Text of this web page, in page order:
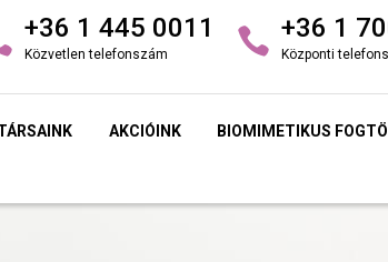
+36 1 445 0011
Közvetlen telefonszám
+36 1
Központi
AKCIÓINK BIOMIMETIKUS